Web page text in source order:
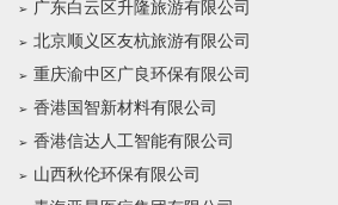
广东白云区升隆旅游有限公司
北京顺义区友杭旅游有限公司
重庆渝中区广良环保有限公司
香港国智新材料有限公司
香港信达人工智能有限公司
山西秋伦环保有限公司